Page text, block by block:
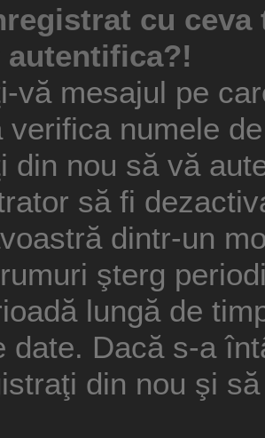
cu
autentifica?!
vă mesajul pe
verifica numele
din nou să vă
să fi
dintr-un
şterg
lungă de
date. Dacă s-a
din nou şi